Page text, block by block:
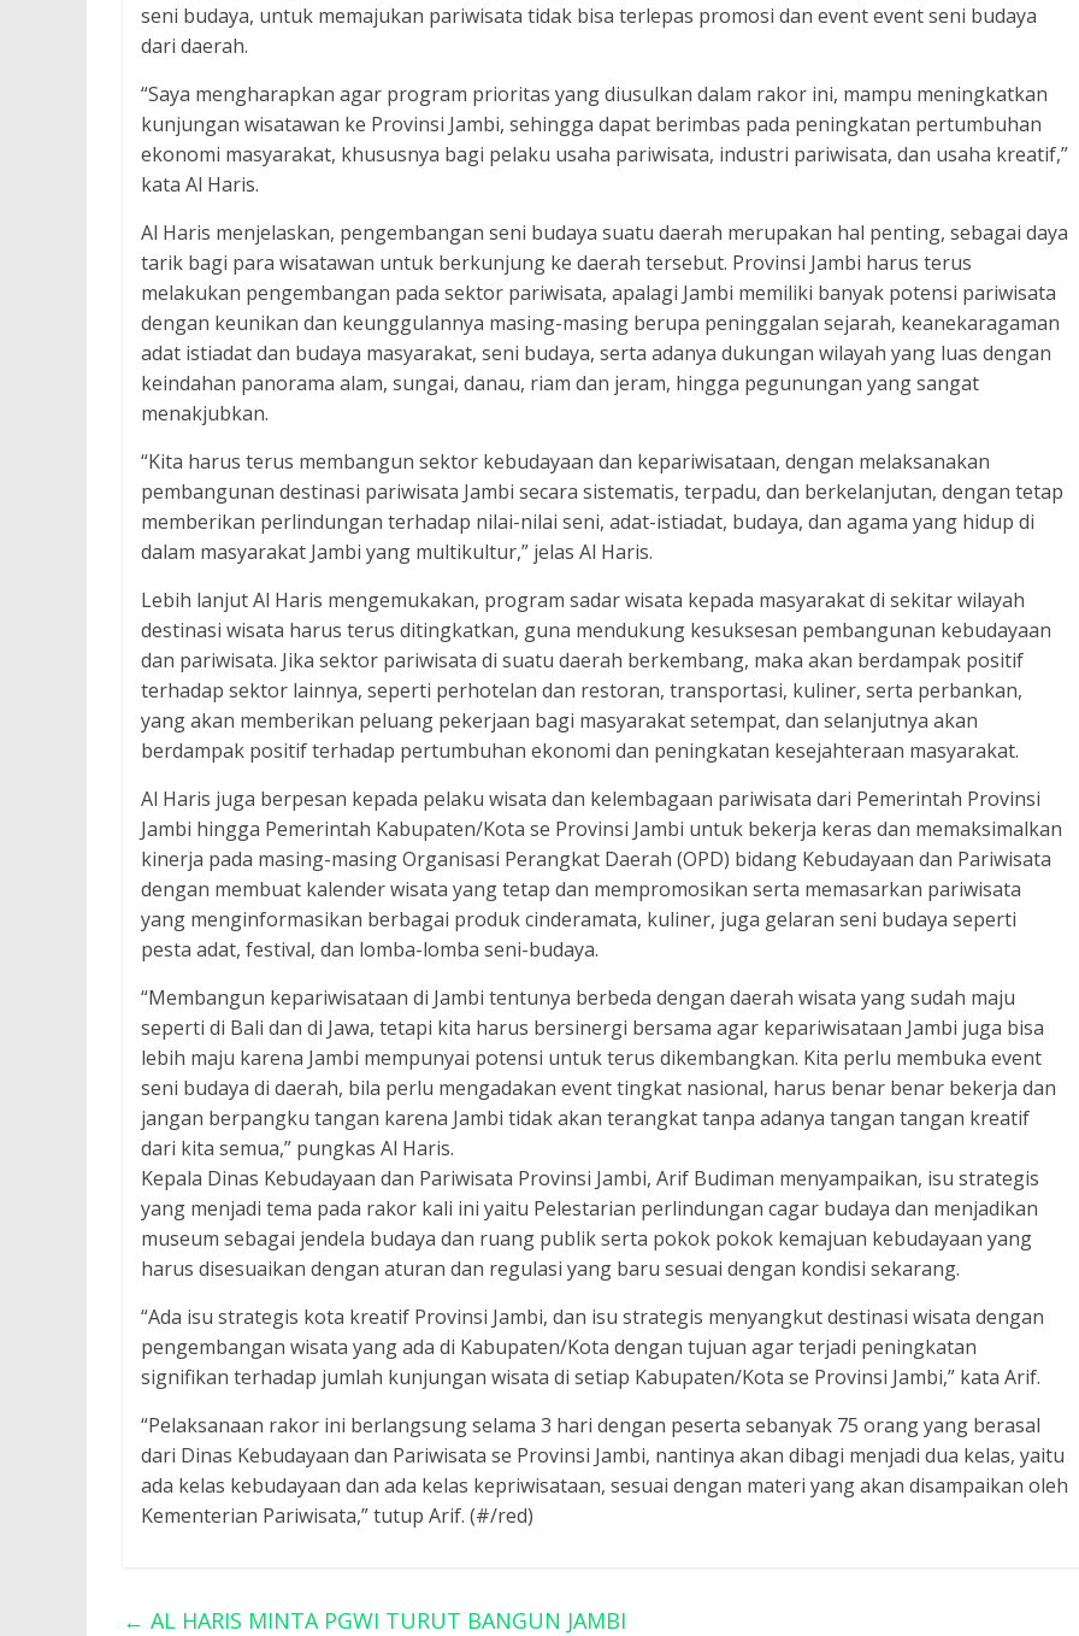
seni budaya, untuk memajukan pariwisata tidak bisa terlepas promosi dan event event seni budaya
dari daerah.
“Saya mengharapkan agar program prioritas yang diusulkan dalam rakor ini, mampu meningkatkan
kunjungan wisatawan ke Provinsi Jambi, sehingga dapat berimbas pada peningkatan pertumbuhan
ekonomi masyarakat, khususnya bagi pelaku usaha pariwisata, industri pariwisata, dan usaha kreatif,”
kata Al Haris.
Al Haris menjelaskan, pengembangan seni budaya suatu daerah merupakan hal penting, sebagai daya
tarik bagi para wisatawan untuk berkunjung ke daerah tersebut. Provinsi Jambi harus terus
melakukan pengembangan pada sektor pariwisata, apalagi Jambi memiliki banyak potensi pariwisata
dengan keunikan dan keunggulannya masing-masing berupa peninggalan sejarah, keanekaragaman
adat istiadat dan budaya masyarakat, seni budaya, serta adanya dukungan wilayah yang luas dengan
keindahan panorama alam, sungai, danau, riam dan jeram, hingga pegunungan yang sangat
menakjubkan.
“Kita harus terus membangun sektor kebudayaan dan kepariwisataan, dengan melaksanakan
pembangunan destinasi pariwisata Jambi secara sistematis, terpadu, dan berkelanjutan, dengan tetap
memberikan perlindungan terhadap nilai-nilai seni, adat-istiadat, budaya, dan agama yang hidup di
dalam masyarakat Jambi yang multikultur,” jelas Al Haris.
Lebih lanjut Al Haris mengemukakan, program sadar wisata kepada masyarakat di sekitar wilayah
destinasi wisata harus terus ditingkatkan, guna mendukung kesuksesan pembangunan kebudayaan
dan pariwisata. Jika sektor pariwisata di suatu daerah berkembang, maka akan berdampak positif
terhadap sektor lainnya, seperti perhotelan dan restoran, transportasi, kuliner, serta perbankan,
yang akan memberikan peluang pekerjaan bagi masyarakat setempat, dan selanjutnya akan
berdampak positif terhadap pertumbuhan ekonomi dan peningkatan kesejahteraan masyarakat.
Al Haris juga berpesan kepada pelaku wisata dan kelembagaan pariwisata dari Pemerintah Provinsi
Jambi hingga Pemerintah Kabupaten/Kota se Provinsi Jambi untuk bekerja keras dan memaksimalkan
kinerja pada masing-masing Organisasi Perangkat Daerah (OPD) bidang Kebudayaan dan Pariwisata
dengan membuat kalender wisata yang tetap dan mempromosikan serta memasarkan pariwisata
yang menginformasikan berbagai produk cinderamata, kuliner, juga gelaran seni budaya seperti
pesta adat, festival, dan lomba-lomba seni-budaya.
“Membangun kepariwisataan di Jambi tentunya berbeda dengan daerah wisata yang sudah maju
seperti di Bali dan di Jawa, tetapi kita harus bersinergi bersama agar kepariwisataan Jambi juga bisa
lebih maju karena Jambi mempunyai potensi untuk terus dikembangkan. Kita perlu membuka event
seni budaya di daerah, bila perlu mengadakan event tingkat nasional, harus benar benar bekerja dan
jangan berpangku tangan karena Jambi tidak akan terangkat tanpa adanya tangan tangan kreatif
dari kita semua,” pungkas Al Haris.
Kepala Dinas Kebudayaan dan Pariwisata Provinsi Jambi, Arif Budiman menyampaikan, isu strategis
yang menjadi tema pada rakor kali ini yaitu Pelestarian perlindungan cagar budaya dan menjadikan
museum sebagai jendela budaya dan ruang publik serta pokok pokok kemajuan kebudayaan yang
harus disesuaikan dengan aturan dan regulasi yang baru sesuai dengan kondisi sekarang.
“Ada isu strategis kota kreatif Provinsi Jambi, dan isu strategis menyangkut destinasi wisata dengan
pengembangan wisata yang ada di Kabupaten/Kota dengan tujuan agar terjadi peningkatan
signifikan terhadap jumlah kunjungan wisata di setiap Kabupaten/Kota se Provinsi Jambi,” kata Arif.
“Pelaksanaan rakor ini berlangsung selama 3 hari dengan peserta sebanyak 75 orang yang berasal
dari Dinas Kebudayaan dan Pariwisata se Provinsi Jambi, nantinya akan dibagi menjadi dua kelas, yaitu
ada kelas kebudayaan dan ada kelas kepriwisataan, sesuai dengan materi yang akan disampaikan oleh
Kementerian Pariwisata,” tutup Arif. (#/red)
← AL HARIS MINTA PGWI TURUT BANGUN JAMBI